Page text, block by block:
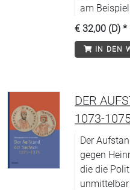
am
Hildesheim.
€ 32,00 (D) *
IN DEN
DER
1073-
Der
gegen
die die